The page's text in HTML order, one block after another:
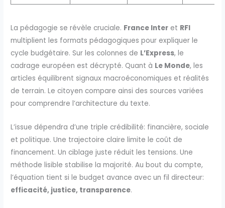
La pédagogie se révèle cruciale. France Inter et RFI
multiplient les formats pédagogiques pour expliquer le
cycle budgétaire. Sur les colonnes de L’Express, le
cadrage européen est décrypté. Quant à Le Monde, les
articles équilibrent signaux macroéconomiques et réalités
de terrain. Le citoyen compare ainsi des sources variées
pour comprendre l’architecture du texte.
L’issue dépendra d’une triple crédibilité: financière, sociale
et politique. Une trajectoire claire limite le coût de
financement. Un ciblage juste réduit les tensions. Une
méthode lisible stabilise la majorité. Au bout du compte,
l’équation tient si le budget avance avec un fil directeur:
efficacité, justice, transparence.